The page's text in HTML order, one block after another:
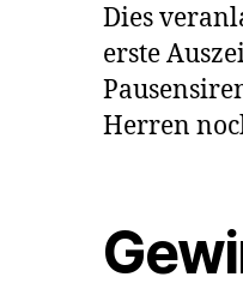
Dies
erste
Herren